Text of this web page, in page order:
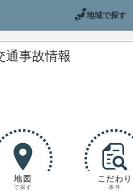
地域で探す
通事故情報
地図
で探す
こだわり
条件